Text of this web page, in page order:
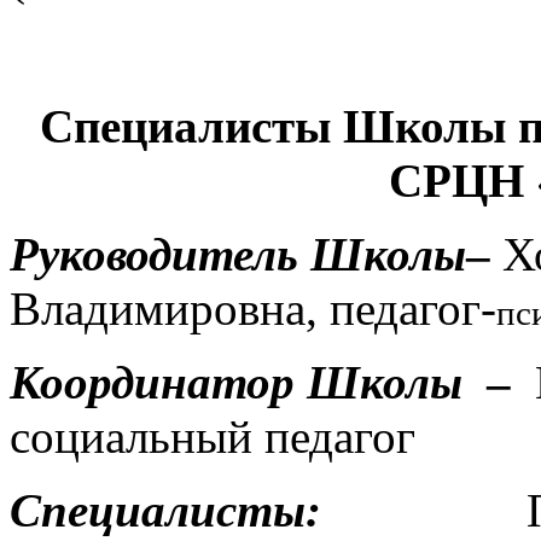
Специалисты Школы
СРЦН
Руководитель Школы–
Владимировна, педагог-
Координатор Школы –
социальный педагог
Специалисты: